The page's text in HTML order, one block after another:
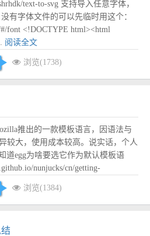
text-to-svg 支持导入任意字体，
有字体文件的可以先临时用这个：
font <!DOCTYPE html><html
阅读全文
浏览(1738)
推出的一款模板语言，因语法与
较大，使用成本较高。说实话，个人
道egg为啥要选它作为默认模板语
nunjucks/cn/getting-
法：{{表达式}}；注释：{# 这是注释
浏览(1384)